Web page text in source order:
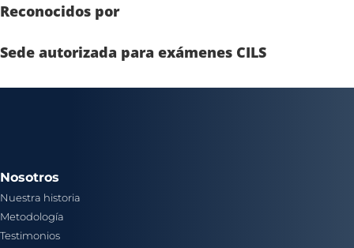
Reconocidos por
Sede autorizada para exámenes CILS
Nosotros
Nuestra historia
Metodología
Testimonios